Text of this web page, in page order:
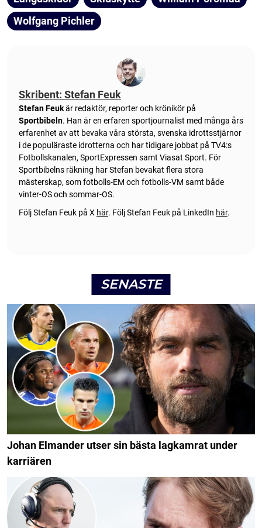
Wolfgang Pichler
Skribent: Stefan Feuk
Stefan Feukär redaktör, reporter och krönikör på
Sportbibeln. Han är en erfaren sportjournalist med många års
erfarenhet av att bevaka våra största, svenska idrottsstjärnor
i de populäraste idrotterna och har tidigare jobbat på TV4:s
Fotbollskanalen, SportExpressen samt Viasat Sport. För
Sportbibelns räkning har Stefan bevakat flera stora
mästerskap, som fotbolls-EM och fotbolls-VM samt både
vinter-OS och sommar-OS.
Följ Stefan Feuk på X här. Följ Stefan Feuk på LinkedIn här.
SENASTE
Johan Elmander utser sin bästa lagkamrat under
karriären